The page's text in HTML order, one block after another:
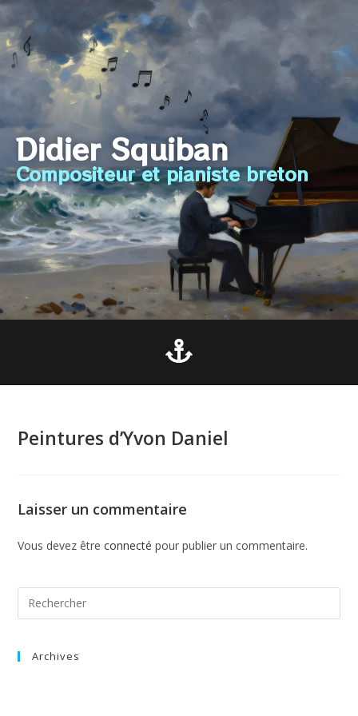
Didier Squiban
Compositeur et pianiste breton
Peintures d’Yvon Daniel
Laisser un commentaire
Vous devez êtreconnecté pour publier un commentaire.
Archives